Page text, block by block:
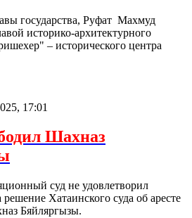
государства, Руфат Махмуд
историко-архитектурного
– исторического центра
17:01
Шахназ
суд не удовлетворил
Хатаинского суда об аресте
Бяйляргызы.